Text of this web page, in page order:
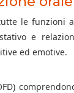
le funzioni
e
ed emotive.